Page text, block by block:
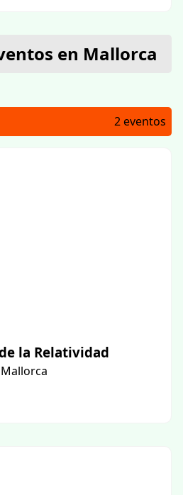
en Mallorca
2 eventos
la Relatividad
Mallorca